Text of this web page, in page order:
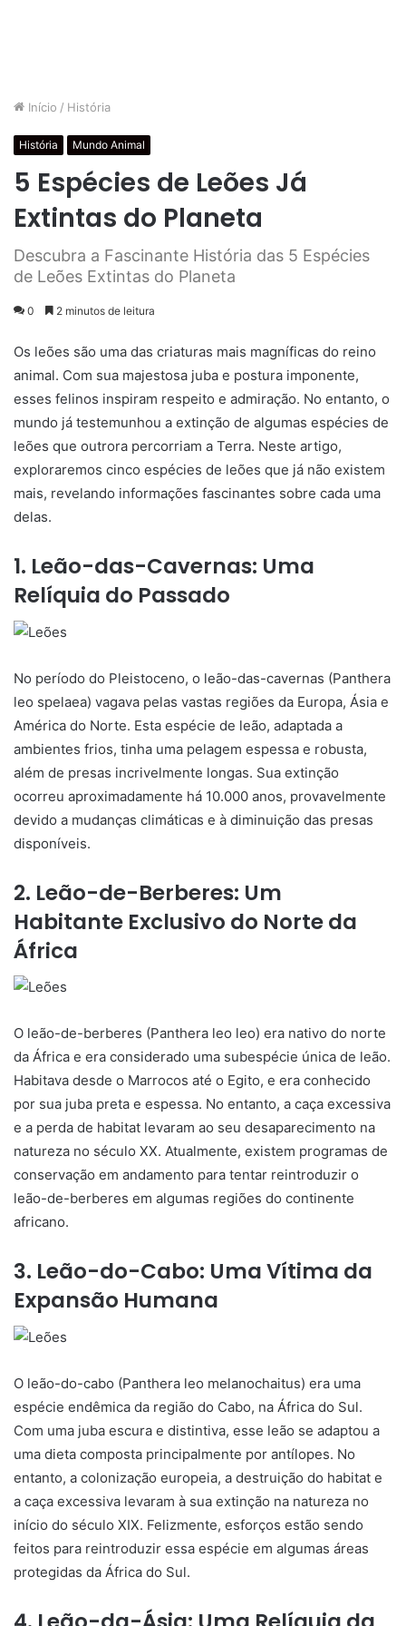
Início / História
História Mundo Animal
5 Espécies de Leões Já
Extintas do Planeta
Descubra a Fascinante História das 5 Espécies
de Leões Extintas do Planeta
0 2 minutos de leitura
Os leões são uma das criaturas mais magníficas do reino
animal. Com sua majestosa juba e postura imponente,
esses felinos inspiram respeito e admiração. No entanto, o
mundo já testemunhou a extinção de algumas espécies de
leões que outrora percorriam a Terra. Neste artigo,
exploraremos cinco espécies de leões que já não existem
mais, revelando informações fascinantes sobre cada uma
delas.
1. Leão-das-Cavernas: Uma
Relíquia do Passado
No período do Pleistoceno, o leão-das-cavernas (Panthera
leo spelaea) vagava pelas vastas regiões da Europa, Ásia e
América do Norte. Esta espécie de leão, adaptada a
ambientes frios, tinha uma pelagem espessa e robusta,
além de presas incrivelmente longas. Sua extinção
ocorreu aproximadamente há 10.000 anos, provavelmente
devido a mudanças climáticas e à diminuição das presas
disponíveis.
2. Leão-de-Berberes: Um
Habitante Exclusivo do Norte da
África
O leão-de-berberes (Panthera leo leo) era nativo do norte
da África e era considerado uma subespécie única de leão.
Habitava desde o Marrocos até o Egito, e era conhecido
por sua juba preta e espessa. No entanto, a caça excessiva
e a perda de habitat levaram ao seu desaparecimento na
natureza no século XX. Atualmente, existem programas de
conservação em andamento para tentar reintroduzir o
leão-de-berberes em algumas regiões do continente
africano.
3. Leão-do-Cabo: Uma Vítima da
Expansão Humana
O leão-do-cabo (Panthera leo melanochaitus) era uma
espécie endêmica da região do Cabo, na África do Sul.
Com uma juba escura e distintiva, esse leão se adaptou a
uma dieta composta principalmente por antílopes. No
entanto, a colonização europeia, a destruição do habitat e
a caça excessiva levaram à sua extinção na natureza no
início do século XIX. Felizmente, esforços estão sendo
feitos para reintroduzir essa espécie em algumas áreas
protegidas da África do Sul.